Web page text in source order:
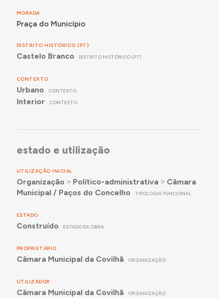
MORADA
Praça do Município
DISTRITO HISTÓRICO (PT)
Castelo Branco DISTRITO HISTÓRICO (PT)
CONTEXTO
Urbano CONTEXTO
Interior CONTEXTO
estado e utilização
UTILIZAÇÃO INICIAL
Organização ˃ Político-administrativa˃ Câmara
Municipal / Paços do Concelho
TIPOLOGIA FUNCIONAL
ESTADO
Construído ESTADO DA OBRA
PROPRIETÁRIO
Câmara Municipal da Covilhã ORGANIZAÇÃO
UTILIZADOR
Câmara Municipal da Covilhã ORGANIZAÇÃO